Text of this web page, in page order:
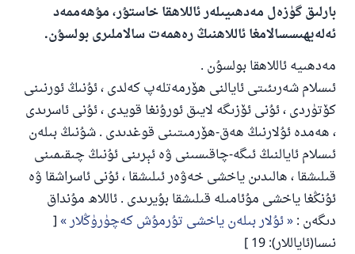
بارلىق گۈزەل مەدھىيىلەر ئاللاھقا خاستۇر، مۇھەممەد
ئەلەيھىسسالامغا ئاللاھنىڭ رەھمەت سالاملىرى بولسۇن.
مەدھىيە ئاللاھقا بولسۇن .
ئىسلام شەرىئىتى ئايالنى ھۆرمەتلەپ كەلدى ، ئۇنىڭ ئورنىنى
كۆتۈردى ، ئۇنى ئۆزىگە لايىق ئورۇنغا قويدى ، ئۇنى ئاسرىدى
، ھەمدە ئۇلارنىڭ ھەق-ھۆرمىتىنى قوغدىدى . شۇنىڭ بىلەن
ئىسلام ئايالنىڭ ئىگە-چاقىسىنى ۋە ئېرىنى ئۇنىڭ چىقىمىنى
قىلىشقا ، ھالىدىن ياخشى خەۋەر ئىلىشقا ، ئۇنى ئاسراشقا ۋە
ئۇنڭغا ياخشى مۇئامىلە قىلىشقا بۇيرىدى . ئاللاھ مۇنداق
دىگەن : ئۇلار بىلەن ياخشى تۇرمۇش كەچۈرۈڭلار [
نىسا(ئاياللار): 19 ]